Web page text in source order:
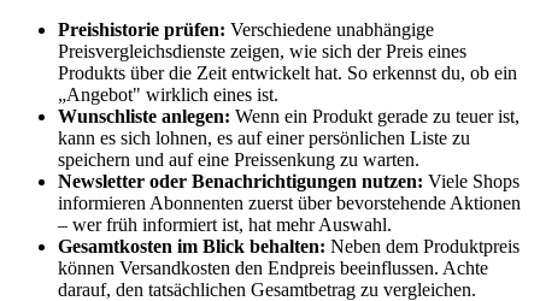
Preishistorie prüfen: Verschiedene unabhängige
Preisvergleichsdienste zeigen, wie sich der Preis eines
Produkts über die Zeit entwickelt hat. So erkennst du, ob ein
„Angebot" wirklich eines ist.
Wunschliste anlegen: Wenn ein Produkt gerade zu teuer ist,
kann es sich lohnen, es auf einer persönlichen Liste zu
speichern und auf eine Preissenkung zu warten.
Newsletter oder Benachrichtigungen nutzen: Viele Shops
informieren Abonnenten zuerst über bevorstehende Aktionen
– wer früh informiert ist, hat mehr Auswahl.
Gesamtkosten im Blick behalten: Neben dem Produktpreis
können Versandkosten den Endpreis beeinflussen. Achte
darauf, den tatsächlichen Gesamtbetrag zu vergleichen.